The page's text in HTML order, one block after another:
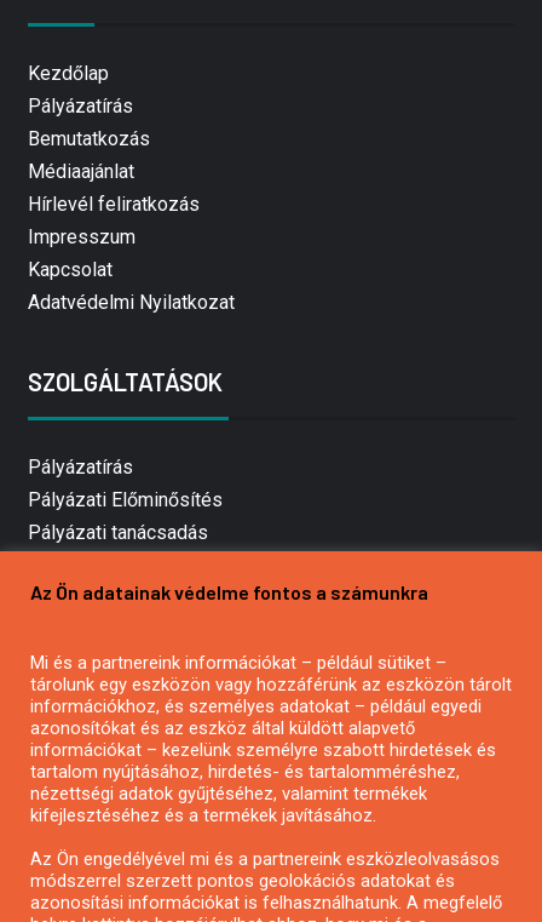
Kezdőlap
Pályázatírás
Bemutatkozás
Médiaajánlat
Hírlevél feliratkozás
Impresszum
Kapcsolat
Adatvédelmi Nyilatkozat
SZOLGÁLTATÁSOK
Pályázatírás
Pályázati Előminősítés
Pályázati tanácsadás
Mezőgazdasági pályázatírás
Pályázatírás civil szervezeteknek
Pályázatírás önkormányzatoknak
Pályázatfigyelés
Specifikus pályázatfigyelés vagy hírlevél
Az Ön adatainak védelme fontos a számunkra
Mi és a partnereink információkat – például sütiket –
tárolunk egy eszközön vagy hozzáférünk az eszközön tárolt
információkhoz, és személyes adatokat – például egyedi
azonosítókat és az eszköz által küldött alapvető
információkat – kezelünk személyre szabott hirdetések és
tartalom nyújtásához, hirdetés- és tartalomméréshez,
nézettségi adatok gyűjtéséhez, valamint termékek
kifejlesztéséhez és a termékek javításához.
Az Ön engedélyével mi és a partnereink eszközleolvasásos
módszerrel szerzett pontos geolokációs adatokat és
azonosítási információkat is felhasználhatunk. A megfelelő